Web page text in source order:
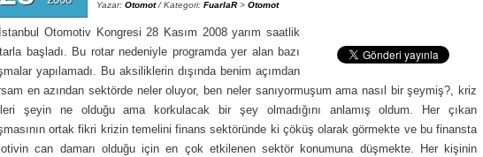
Yazar: Otomot/ Kategori: FuarlaR > Otomot
Otomotiv Kongresi 28 Kasım 2008 yarım saatlik
başladı. Bu rotar nedeniyle programda yer alan bazı
yapılamadı. Bu aksiliklerin dışında benim açımdan
en azından sektörde neler oluyor, ben neler sanıyormuşum ama nasıl bir şeymiş?, kriz
şeyin ne olduğu ama korkulacak bir şey olmadığını anlamış oldum. Her çıkan
ortak fikri krizin temelini finans sektöründe ki çöküş olarak görmekte ve bu finansta
can damarı olduğu için en çok etkilenen sektör konumuna düşmekte. Her kişinin